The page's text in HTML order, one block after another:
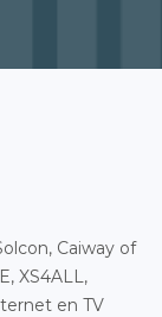
Caiway of
XS4ALL,
en TV